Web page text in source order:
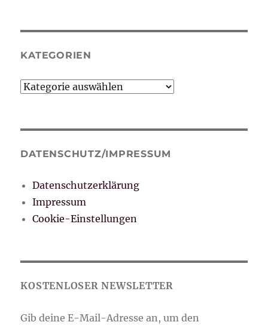
KATEGORIEN
Kategorien
DATENSCHUTZ/IMPRESSUM
Datenschutzerklärung
Impressum
Cookie-Einstellungen